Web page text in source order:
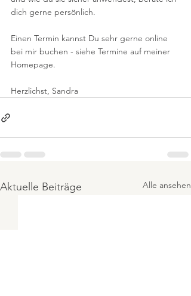
dich gerne persönlich.
Einen Termin kannst Du sehr gerne online
bei mir buchen - siehe Termine auf meiner
Homepage.
Herzlichst, Sandra
Aktuelle Beiträge Alle ansehen